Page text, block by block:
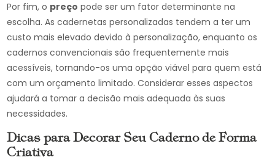
Por fim, o preço pode ser um fator determinante na
escolha. As cadernetas personalizadas tendem a ter um
custo mais elevado devido à personalização, enquanto os
cadernos convencionais são frequentemente mais
acessíveis, tornando-os uma opção viável para quem está
com um orçamento limitado. Considerar esses aspectos
ajudará a tomar a decisão mais adequada às suas
necessidades.
Dicas para Decorar Seu Caderno de Forma
Criativa